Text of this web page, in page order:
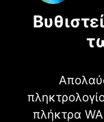
πλήκτρα